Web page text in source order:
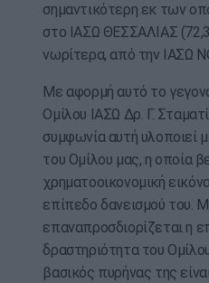
σημαντικότερη εκ των
στο ΙΑΣΩ ΘΕΣΣΑΛΙΑΣ
νωρίτερα, από την ΙΑΣΩ
Με αφορμή αυτό το
Ομίλου ΙΑΣΩ Δρ. Γ.
συμφωνία αυτή υλοποιεί
του Ομίλου μας, η οποία
χρηματοοικονομική
επίπεδο δανεισμού του.
επαναπροσδιορίζεται η
δραστηριότητα του
βασικός πυρήνας της